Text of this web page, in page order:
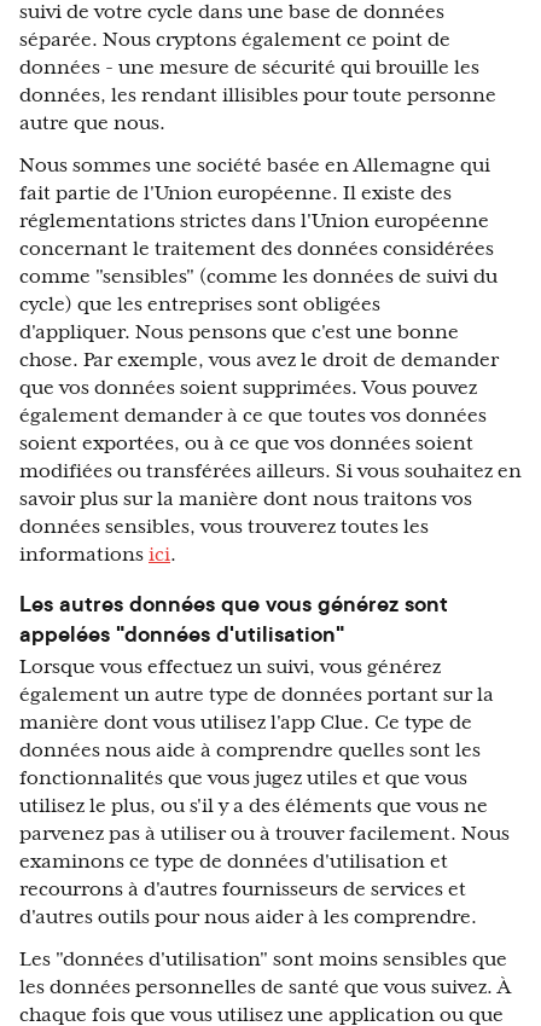
suivi de votre cycle dans une base de données
séparée. Nous cryptons également ce point de
données - une mesure de sécurité qui brouille les
données, les rendant illisibles pour toute personne
autre que nous.
Nous sommes une société basée en Allemagne qui
fait partie de l'Union européenne. Il existe des
réglementations strictes dans l'Union européenne
concernant le traitement des données considérées
comme "sensibles" (comme les données de suivi du
cycle) que les entreprises sont obligées
d'appliquer. Nous pensons que c'est une bonne
chose. Par exemple, vous avez le droit de demander
que vos données soient supprimées. Vous pouvez
également demander à ce que toutes vos données
soient exportées, ou à ce que vos données soient
modifiées ou transférées ailleurs. Si vous souhaitez en
savoir plus sur la manière dont nous traitons vos
données sensibles, vous trouverez toutes les
informations ici.
Les autres données que vous générez sont
appelées "données d'utilisation"
Lorsque vous effectuez un suivi, vous générez
également un autre type de données portant sur la
manière dont vous utilisez l'app Clue. Ce type de
données nous aide à comprendre quelles sont les
fonctionnalités que vous jugez utiles et que vous
utilisez le plus, ou s'il y a des éléments que vous ne
parvenez pas à utiliser ou à trouver facilement. Nous
examinons ce type de données d'utilisation et
recourrons à d'autres fournisseurs de services et
d'autres outils pour nous aider à les comprendre.
Les "données d'utilisation" sont moins sensibles que
les données personnelles de santé que vous suivez. À
chaque fois que vous utilisez une application ou que